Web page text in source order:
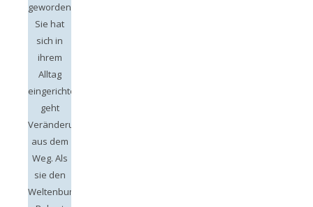
geworden.
Sie hat
sich in
ihrem
Alltag
eingerichtet,
geht
Veränderungen
aus dem
Weg. Als
sie den
Weltenbummler